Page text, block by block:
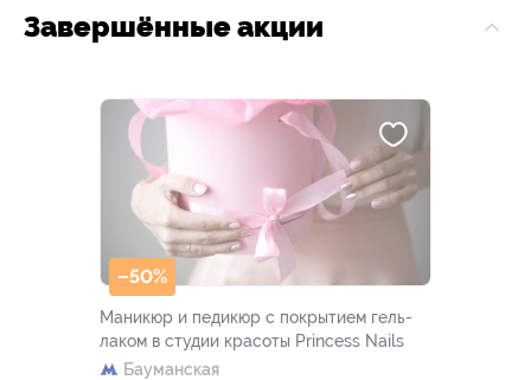
Завершённые акции
–50%
Маникюр и педикюр с покрытием гель-
лаком в студии красоты Princess Nails
Бауманская